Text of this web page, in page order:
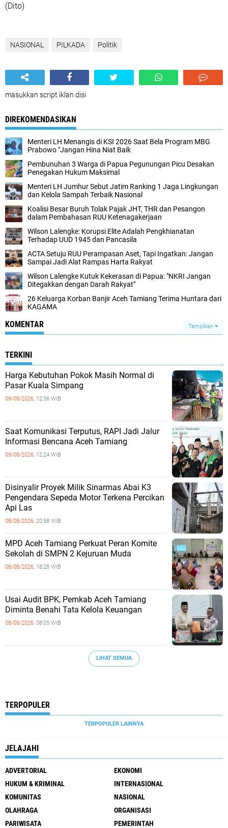
(Dito)
NASIONAL PILKADA Politik
masukkan script iklan disi
DIREKOMENDASIKAN
Menteri LH Menangis di KSI 2026 Saat Bela Program MBG
Prabowo "Jangan Hina Niat Baik
Pembunuhan 3 Warga di Papua Pegunungan Picu Desakan
Penegakan Hukum Maksimal
Menteri LH Jumhur Sebut Jatim Ranking 1 Jaga Lingkungan
dan Kelola Sampah Terbaik Nasional
Koalisi Besar Buruh Tolak Pajak JHT, THR dan Pesangon
dalam Pembahasan RUU Ketenagakerjaan
Wilson Lalengke: Korupsi Elite Adalah Pengkhianatan
Terhadap UUD 1945 dan Pancasila
ACTA Setuju RUU Perampasan Aset, Tapi Ingatkan: Jangan
Sampai Jadi Alat Rampas Harta Rakyat
Wilson Lalengke Kutuk Kekerasan di Papua: "NKRI Jangan
Ditegakkan dengan Darah Rakyat"
26 Keluarga Korban Banjir Aceh Tamiang Terima Huntara dari
KAGAMA
KOMENTAR Tampilkan
TERKINI
Harga Kebutuhan Pokok Masih Normal di
Pasar Kuala Simpang
09/08/2026, 12:36 WIB
Saat Komunikasi Terputus, RAPI Jadi Jalur
Informasi Bencana Aceh Tamiang
09/08/2026, 12:24 WIB
Disinyalir Proyek Milik Sinarmas Abai K3
Pengendara Sepeda Motor Terkena Percikan
Api Las
08/08/2026, 20:58 WIB
MPD Aceh Tamiang Perkuat Peran Komite
Sekolah di SMPN 2 Kejuruan Muda
08/08/2026, 18:28 WIB
Usai Audit BPK, Pemkab Aceh Tamiang
Diminta Benahi Tata Kelola Keuangan
08/08/2026, 08:05 WIB
LIHAT SEMUA
TERPOPULER
TERPOPULER LAINNYA
JELAJAHI
ADVERTORIAL
EKONOMI
HUKUM & KRIMINAL
INTERNASIONAL
KOMUNITAS
NASIONAL
OLAHRAGA
ORGANISASI
PARIWISATA
PEMERINTAH